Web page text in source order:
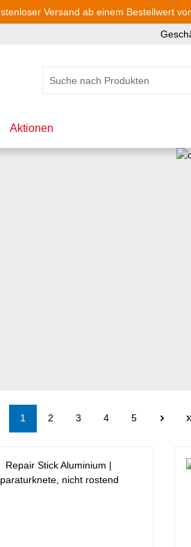
Versand ab einem Bestellwert
Aktionen
Seite
1 Seite
2 Seite
3 Seite
4 Seite
5